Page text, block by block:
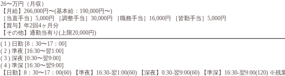
26〜万円（月収）
【月給】266,000円〜(基本給：190,000円〜)
［当直手当］5,000円 ［調整手当］30,000円 ［職務手当］16,000円 ［皆勤手当］5,000円
【賞与】年2回4ヶ月分
【その他】通勤当有り(上限20,000円)
( 1 ) 日勤 [8：30〜17：00]
( 2 ) 準夜 [16:30〜翌1:00]
( 3 ) 深夜 [0:30〜翌9:00]
( 4 ) 準深 [16:30〜翌9:00]
【日勤】8：30〜17：00(60) 【準夜】16:30-翌1:00(60) 【深夜】0:30-翌9:00(60) 【準深】16:30-翌9:00(120) ※